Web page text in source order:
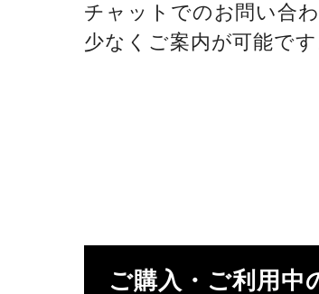
チャットでのお問い合
少なくご案内が可能です
ご購入・ご利用中